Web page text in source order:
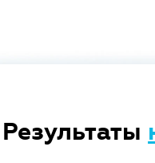
Результаты